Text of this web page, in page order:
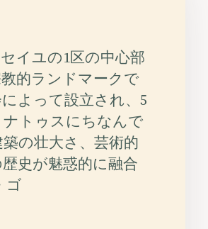
イユの1区の中心部
的ランドマークで
よって設立され、5
トゥスにちなんで
の壮大さ、芸術的
史が魅惑的に融合
ゴ